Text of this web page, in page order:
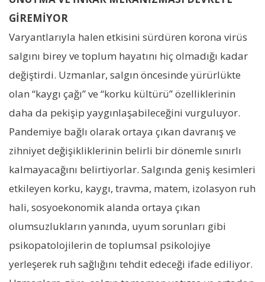
GİREMİYOR
Varyantlarıyla halen etkisini sürdüren korona virüs
salgını birey ve toplum hayatını hiç olmadığı kadar
değiştirdi. Uzmanlar, salgın öncesinde yürürlükte
olan “kaygı çağı” ve “korku kültürü” özelliklerinin
daha da pekişip yaygınlaşabileceğini vurguluyor.
Pandemiye bağlı olarak ortaya çıkan davranış ve
zihniyet değişikliklerinin belirli bir dönemle sınırlı
kalmayacağını belirtiyorlar. Salgında geniş kesimleri
etkileyen korku, kaygı, travma, matem, izolasyon ruh
hali, sosyoekonomik alanda ortaya çıkan
olumsuzlukların yanında, uyum sorunları gibi
psikopatolojilerin de toplumsal psikolojiye
yerleşerek ruh sağlığını tehdit edeceği ifade ediliyor.